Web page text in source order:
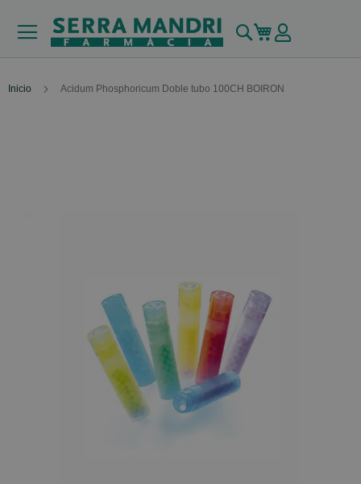
Buscar
Mi carrito
Inicio Acidum Phosphoricum Doble tubo 100CH BOIRON